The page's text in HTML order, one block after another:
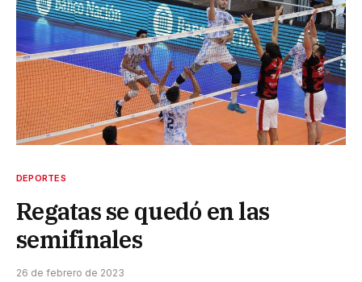
DEPORTES
Regatas se quedó en las
semifinales
26 de febrero de 2023